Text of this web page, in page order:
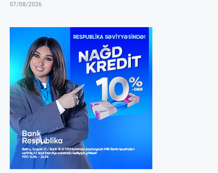
07/08/2026